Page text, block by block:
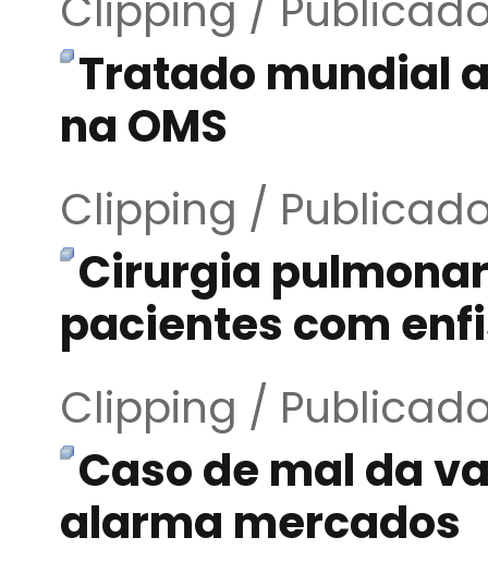
Tratado mundial
na OMS
Clipping /
Cirurgia
pacientes com
Clipping /
Caso de mal da
alarma mercados